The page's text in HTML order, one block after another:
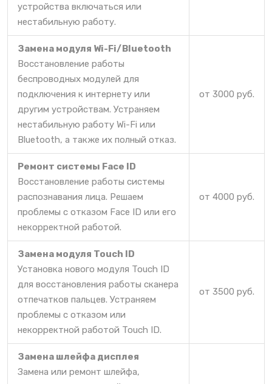
устройства включаться или
нестабильную работу.
Замена модуля Wi-Fi/Bluetooth
Восстановление работы
беспроводных модулей для
подключения к интернету или
другим устройствам. Устраняем
нестабильную работу Wi-Fi или
Bluetooth, а также их полный отказ.
от 3000 руб.
Ремонт системы Face ID
Восстановление работы системы
распознавания лица. Решаем
проблемы с отказом Face ID или его
некорректной работой.
от 4000 руб.
Замена модуля Touch ID
Установка нового модуля Touch ID
для восстановления работы сканера
отпечатков пальцев. Устраняем
проблемы с отказом или
некорректной работой Touch ID.
от 3500 руб.
Замена шлейфа дисплея
Замена или ремонт шлейфа,